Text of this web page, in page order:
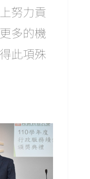
努力貢
多的機
此項殊